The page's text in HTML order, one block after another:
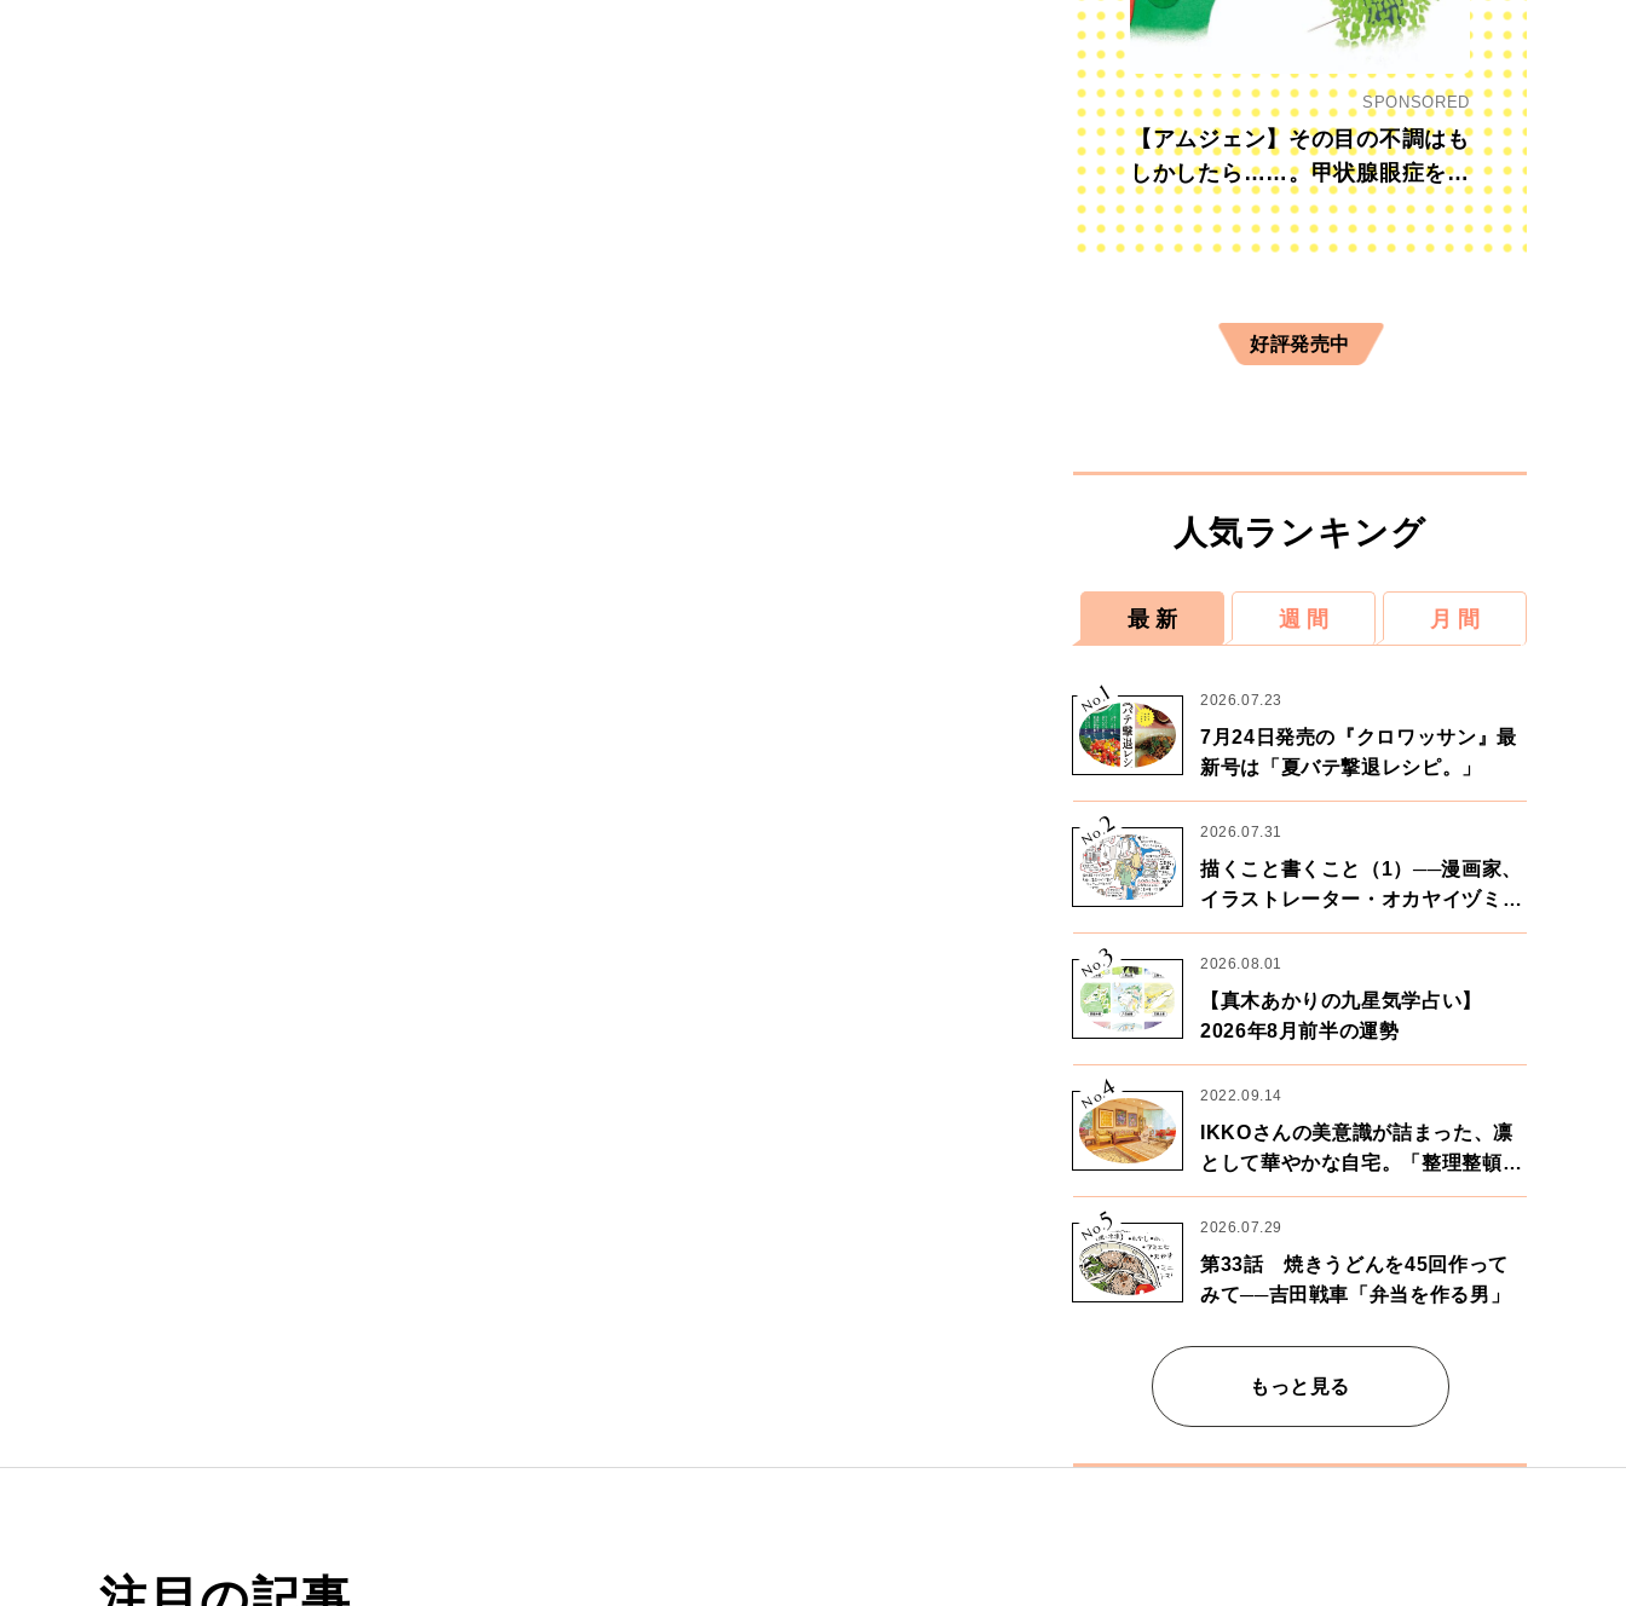
SPONSORED
【アムジェン】その目の不調はも
しかしたら……。甲状腺眼症を知
っていますか？
好評発売中
人気ランキング
最 新 週 間 月 間
No.
1 2026.07.23
7月24日発売の『クロワッサン』最
新号は「夏バテ撃退レシピ。」
No.2 2026.07.31
描くこと書くこと（1）──漫画家、
イラストレーター・オカヤイヅミさ
ん×漫画家・鶴谷香央理さん
No.
3 2026.08.01
【真木あかりの九星気学占い】
2026年8月前半の運勢
No.
4 2022.09.14
IKKOさんの美意識が詰まった、凛
として華やかな自宅。「整理整頓は
心のリズムが乱されないための作
業」。
No.
5 2026.07.29
第33話 焼きうどんを45回作って
みて──吉田戦車「弁当を作る男」
もっと見る